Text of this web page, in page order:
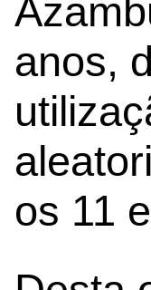
anos,
os 11